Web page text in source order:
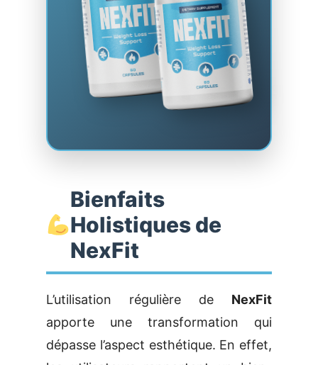
Bienfaits
Holistiques de
NexFit
L’utilisation régulière de NexFit
apporte une transformation qui
dépasse l’aspect esthétique. En effet,